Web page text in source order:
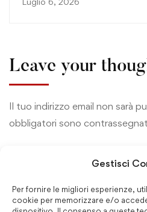
Gestisci
Per fornire le migliori esperienze,
cookie per memorizzare e/o
Leave your
Il tuo indirizzo email non sarà
obbligatori sono